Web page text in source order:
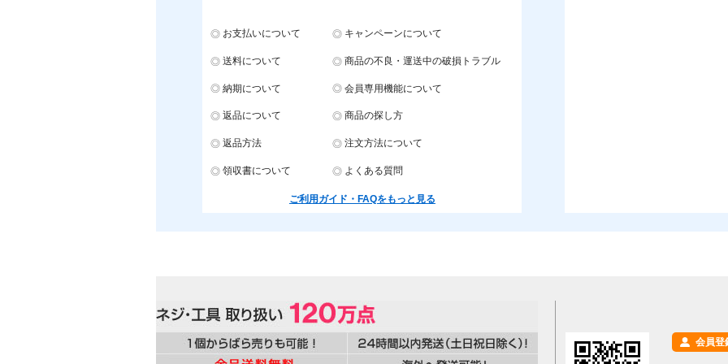
お支払いについて キャンペーンについて
送料について 商品の不良・運送中の破損トラブル
納期について 会員専用機能について
返品について 商品の探し方
返品方法 注文方法について
領収書について よくある質問
ご利用ガイド・FAQをもっと見る
会員登